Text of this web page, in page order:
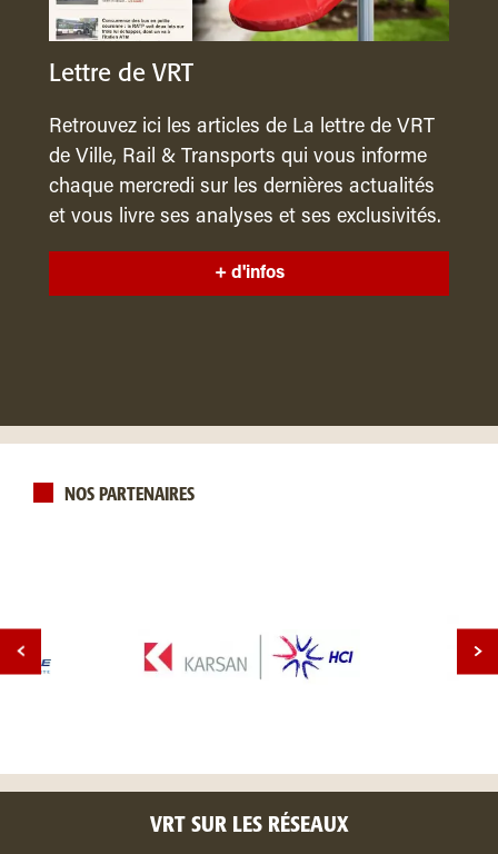
Lettre de VRT
Retrouvez ici les articles de La lettre de VRT
de Ville, Rail & Transports qui vous informe
chaque mercredi sur les dernières actualités
et vous livre ses analyses et ses exclusivités.
+ d'infos
NOS PARTENAIRES
VRT SUR LES RÉSEAUX